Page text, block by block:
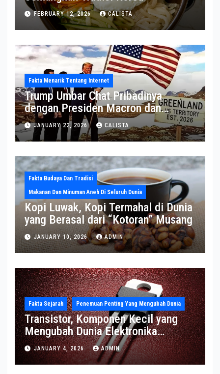
FEBRUARY 12, 2026 CALISTA
Fakta Menarik Tentang Internet
Trump Umbar Chat Pribadinya
dengan Presiden Macron dan
Sekjen NATO ke Medsos, Bahas Isu
Greenland
JANUARY 22, 2026 CALISTA
Fakta Budaya Dan Tradisi
Makanan Dan Minuman Aneh Di Seluruh Dunia
Kopi Luwak, Kopi Termahal di Dunia
yang Berasal dari “Kotoran” Musang
JANUARY 10, 2026 ADMIN
Fakta Sejarah Penemuan Penting Yang Mengubah Dunia
Transistor, Komponen Kecil yang
Mengubah Dunia Elektronika
Modern
JANUARY 4, 2026 ADMIN